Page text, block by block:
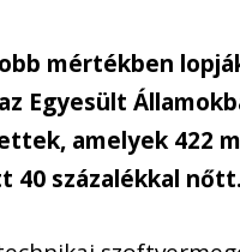
mértékben
Egyesült
amelyek 422
40 százalékkal nőtt.